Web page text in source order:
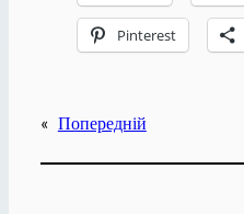
Pinterest
« Попередній